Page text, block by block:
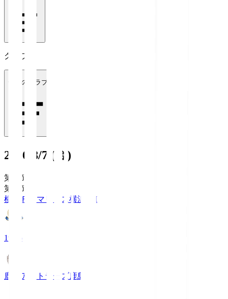
クラブ
全てのクラブ
2026/8/7 (金)
第1節
第1節
横浜Ｆ・マリノス横浜FM
19:26
鹿島アントラーズ鹿島